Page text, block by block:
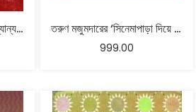
আমাদের দুজনের কথা এবং অন্যান্য – গৌরী আইয়ুব তরুণ মজুমদারের ‘সিনেমাপাড়া দিয়ে (১, ২)
999.00